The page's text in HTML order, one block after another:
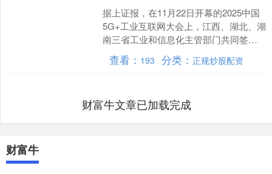
据上证报，在11月22日开幕的2025中国
5G+工业互联网大会上，江西、湖北、湖
南三省工业和信息化主管部门共同签署
《长江中游城市群工业互联网产业区域
协同发展合作....
查看： 193 分类： 正规炒股配资
财富牛文章已加载完成
财富牛